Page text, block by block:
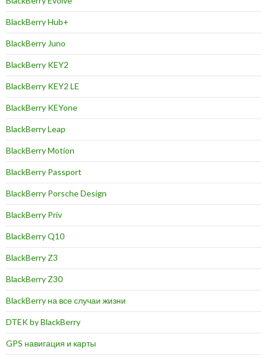
BlackBerry Hub+
BlackBerry Juno
BlackBerry KEY2
BlackBerry KEY2 LE
BlackBerry KEYone
BlackBerry Leap
BlackBerry Motion
BlackBerry Passport
BlackBerry Porsche Design
BlackBerry Priv
BlackBerry Q10
BlackBerry Z3
BlackBerry Z30
BlackBerry на все случаи жизни
DTEK by BlackBerry
GPS навигация и карты